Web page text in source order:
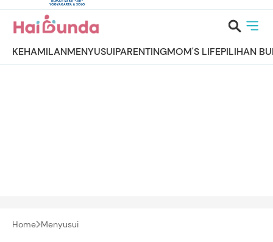
KEHAMILANMENYUSUIPARENTINGMOM'S LIFEPILIHAN
Home Menyusui